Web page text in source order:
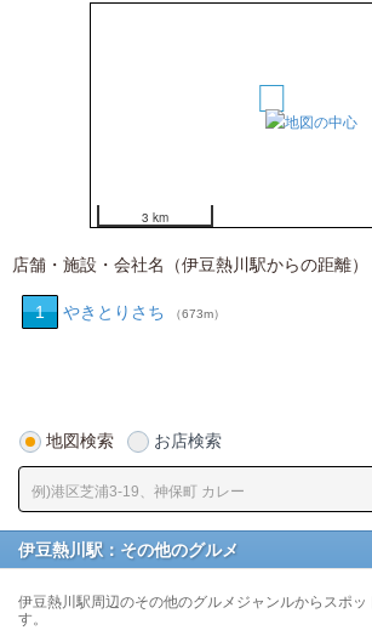
3 km
店舗・施設・会社名（伊豆熱川駅からの距離）
1 やきとりさち （673m）
地図検索 お店検索
伊豆熱川駅：その他のグルメ
伊豆熱川駅周辺のその他のグルメジャンルからスポッ
す。